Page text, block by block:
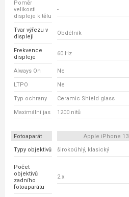
Poměr
velikosti
displeje k tělu
-
Tvar výřezu v
displeji
Obdélník
Frekvence
displeje
60 Hz
Always On Ne
LTPO Ne
Typ ochrany Ceramic Shield glass
Maximální jas 1200 nitů
Fotoaparát Apple iPhone 13
Typy objektivů
širokoúhlý, klasický
Počet
objektivů
zadního
fotoaparátu
2 x